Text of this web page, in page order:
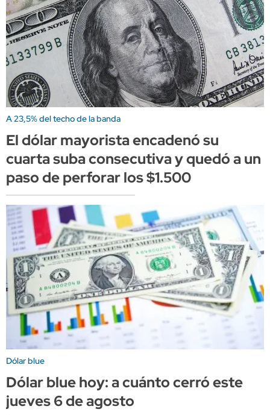
A 23,5% del techo de la banda
El dólar mayorista encadenó su
cuarta suba consecutiva y quedó a un
paso de perforar los $1.500
Dólar blue
Dólar blue hoy: a cuánto cerró este
jueves 6 de agosto